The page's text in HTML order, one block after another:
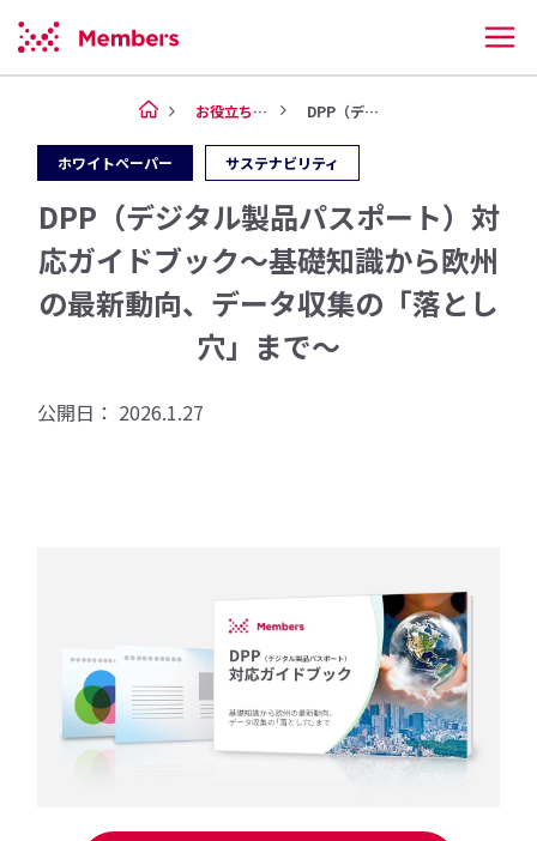
お役立ち情報 DPP（デジタル製品パスポート...
ホワイトペーパー サステナビリティ
DPP（デジタル製品パスポート）対
応ガイドブック～基礎知識から欧州
の最新動向、データ収集の「落とし
穴」まで～
公開日： 2026.1.27